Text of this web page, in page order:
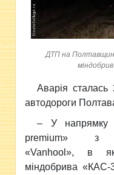
ДТП на
Аварія
автодороги
– У напрямку
premium» з
«Vanhool», в
міндобрива «КАС-